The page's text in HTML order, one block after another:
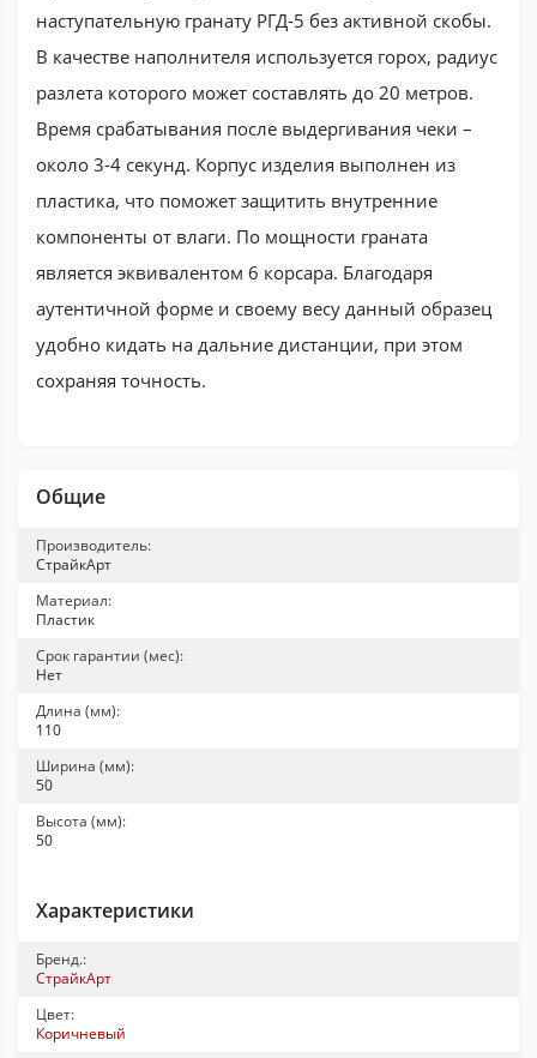
наступательную гранату РГД-5 без активной скобы.
В качестве наполнителя используется горох, радиус
разлета которого может составлять до 20 метров.
Время срабатывания после выдергивания чеки –
около 3-4 секунд. Корпус изделия выполнен из
пластика, что поможет защитить внутренние
компоненты от влаги. По мощности граната
является эквивалентом 6 корсара. Благодаря
аутентичной форме и своему весу данный образец
удобно кидать на дальние дистанции, при этом
сохраняя точность.
Общие
Производитель:
СтрайкАрт
Материал:
Пластик
Срок гарантии (мес):
Нет
Длина (мм):
110
Ширина (мм):
50
Высота (мм):
50
Характеристики
Бренд.:
СтрайкАрт
Цвет:
Коричневый